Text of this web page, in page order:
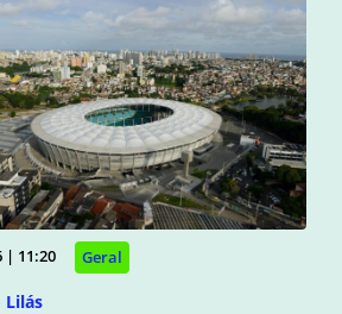
| 11:20 Geral
Lilás